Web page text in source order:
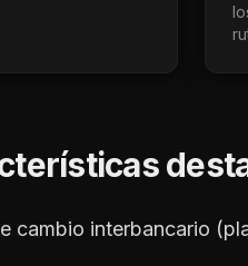
cambio interbancario